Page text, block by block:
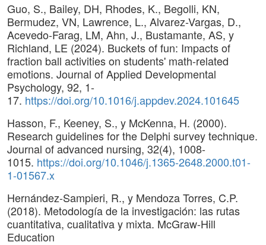
Guo, S., Bailey, DH, Rhodes, K., Begolli, KN,
Bermudez, VN, Lawrence, L., Alvarez-Vargas, D.,
Acevedo-Farag, LM, Ahn, J., Bustamante, AS, y
Richland, LE (2024). Buckets of fun: Impacts of
fraction ball activities on students' math-related
emotions. Journal of Applied Developmental
Psychology, 92, 1-
17. https://doi.org/10.1016/j.appdev.2024.101645
Hasson, F., Keeney, S., y McKenna, H. (2000).
Research guidelines for the Delphi survey technique.
Journal of advanced nursing, 32(4), 1008-
1015. https://doi.org/10.1046/j.1365-2648.2000.t01-
1-01567.x
Hernández-Sampieri, R., y Mendoza Torres, C.P.
(2018). Metodología de la investigación: las rutas
cuantitativa, cualitativa y mixta. McGraw-Hill
Education